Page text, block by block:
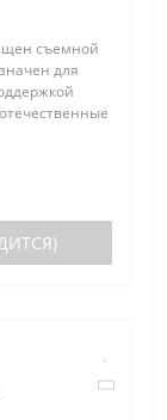
съемной
для